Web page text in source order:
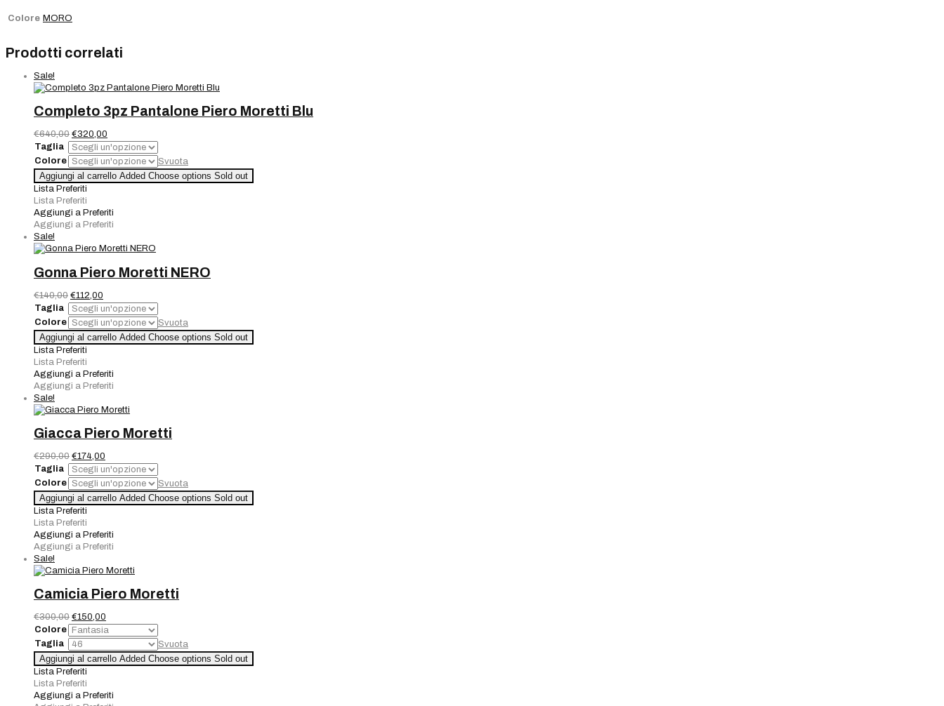
Colore MORO
Prodotti correlati
Sale!
Completo 3pz Pantalone Piero Moretti Blu
€640,00 Il
prezzo
originale
era:
€640,00.
€320,00
prezzo
attuale
è:
€320,00.
Taglia
Colore
Svuota
Completo
3pz
Pantalone
Piero
Moretti
Blu
quantità
Aggiungi al carrello Added Choose options Sold out
Lista Preferiti
Lista Preferiti
Aggiungi a Preferiti
Aggiungi a Preferiti
Sale!
Gonna Piero Moretti NERO
€140,00 Il
prezzo
originale
era:
€140,00.
€112,00
prezzo
attuale
è:
€112,00.
Taglia
Colore
Svuota
Gonna
Piero
Moretti
NERO
quantità
Aggiungi al carrello Added Choose options Sold out
Lista Preferiti
Lista Preferiti
Aggiungi a Preferiti
Aggiungi a Preferiti
Sale!
Giacca Piero Moretti
€290,00 Il
prezzo
originale
era:
€290,00.
€174,00
prezzo
attuale
è:
€174,00.
Taglia
Colore
Svuota
Giacca
Piero
Moretti
quantità
Aggiungi al carrello Added Choose options Sold out
Lista Preferiti
Lista Preferiti
Aggiungi a Preferiti
Aggiungi a Preferiti
Sale!
Camicia Piero Moretti
€300,00 Il
prezzo
originale
era:
€300,00.
€150,00
prezzo
attuale
è:
€150,00.
Colore
Taglia
Svuota
Camicia
Piero
Moretti
quantità
Aggiungi al carrello Added Choose options Sold out
Lista Preferiti
Lista Preferiti
Aggiungi a Preferiti